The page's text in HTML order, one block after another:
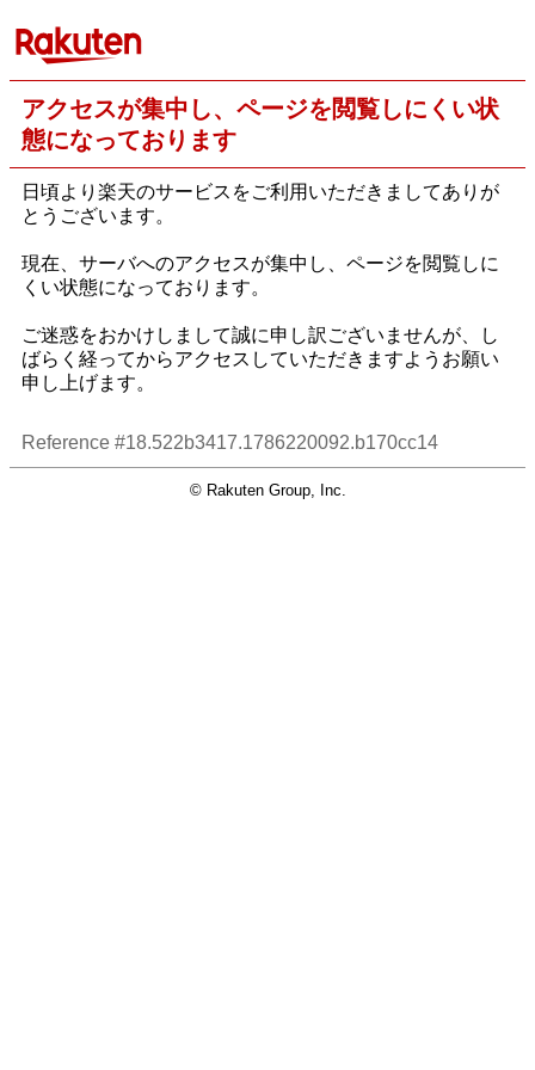
アクセスが集中し、ページを閲覧しにくい状
態になっております
日頃より楽天のサービスをご利用いただきましてありが
とうございます。
現在、サーバへのアクセスが集中し、ページを閲覧しに
くい状態になっております。
ご迷惑をおかけしまして誠に申し訳ございませんが、し
ばらく経ってからアクセスしていただきますようお願い
申し上げます。
Reference #18.522b3417.1786220092.b170cc14
© Rakuten Group, Inc.